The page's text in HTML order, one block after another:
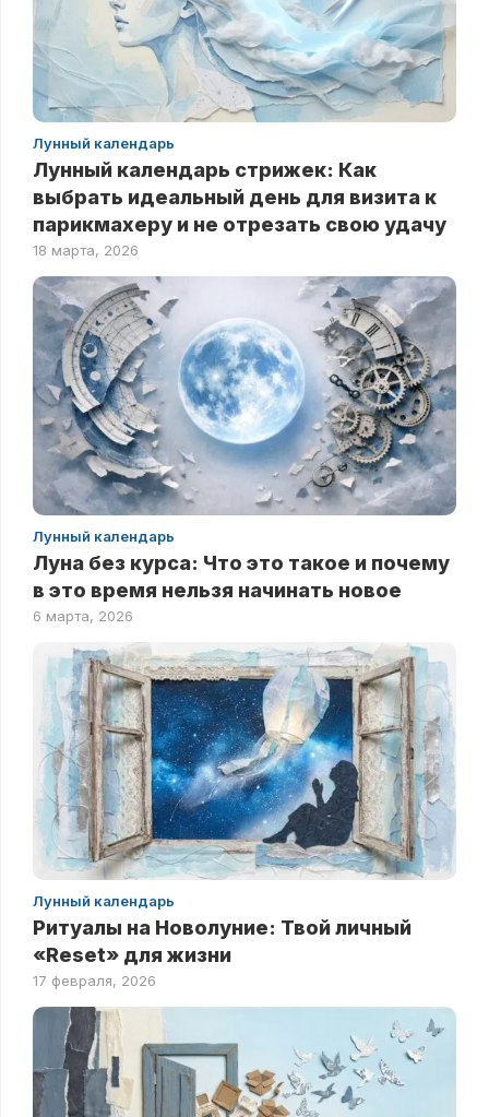
Лунный календарь
Лунный календарь стрижек: Как
выбрать идеальный день для визита к
парикмахеру и не отрезать свою удачу
18 марта, 2026
Лунный календарь
Луна без курса: Что это такое и почему
в это время нельзя начинать новое
6 марта, 2026
Лунный календарь
Ритуалы на Новолуние: Твой личный
«Reset» для жизни
17 февраля, 2026